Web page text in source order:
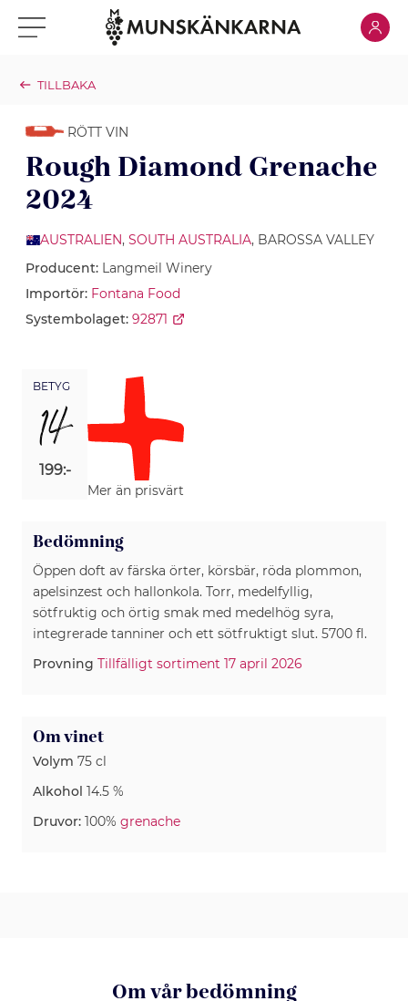
Klicka för meny Klicka
TILLBAKA
RÖTT VIN
Rough Diamond Grenache
2024
AUSTRALIEN, SOUTH AUSTRALIA, BAROSSA VALLEY
Producent: Langmeil Winery
Importör: Fontana Food
Systembolaget: 92871
BETYG
14
199:-
Mer än prisvärt
Bedömning
Öppen doft av färska örter, körsbär, röda plommon,
apelsinzest och hallonkola. Torr, medelfyllig,
sötfruktig och örtig smak med medelhög syra,
integrerade tanniner och ett sötfruktigt slut. 5700 fl.
Provning Tillfälligt sortiment 17 april 2026
Om vinet
Volym 75 cl
Alkohol 14.5 %
Druvor: 100% grenache
Om vår bedömning